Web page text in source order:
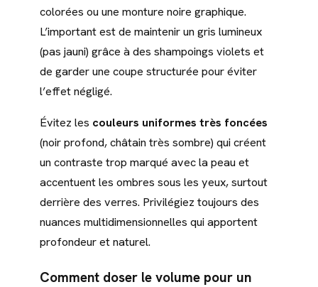
colorées ou une monture noire graphique.
L’important est de maintenir un gris lumineux
(pas jauni) grâce à des shampoings violets et
de garder une coupe structurée pour éviter
l’effet négligé.
Évitez les couleurs uniformes très foncées
(noir profond, châtain très sombre) qui créent
un contraste trop marqué avec la peau et
accentuent les ombres sous les yeux, surtout
derrière des verres. Privilégiez toujours des
nuances multidimensionnelles qui apportent
profondeur et naturel.
Comment doser le volume pour un